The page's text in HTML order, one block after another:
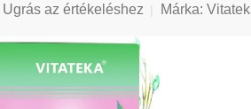
Ugrás az értékeléshez Márka: